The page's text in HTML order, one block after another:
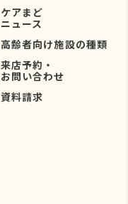
ケアまど
ニュース
高齢者向け施設の種類
来店予約・
お問い合わせ
資料請求